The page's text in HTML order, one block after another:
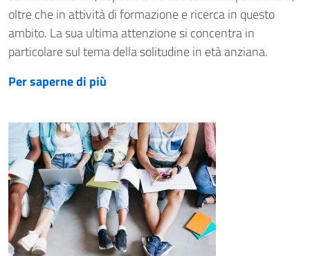
oltre che in attività di formazione e ricerca in questo
ambito. La sua ultima attenzione si concentra in
particolare sul tema della solitudine in età anziana.
Per saperne di più